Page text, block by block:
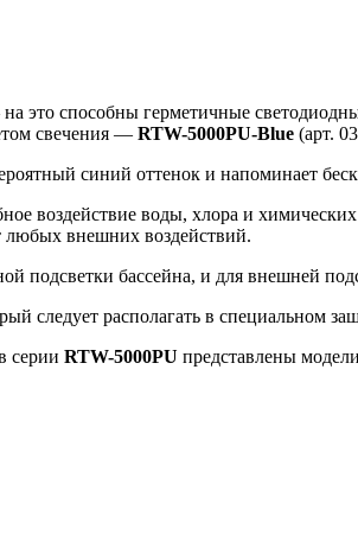
это способны герметичные
свечения — RTW-5000PU-Blue (арт.
синий оттенок и напоминает
воздействие воды, хлора и
любых внешних воздействий.
подсветки бассейна, и для внешней
следует располагать в специальном
серии RTW-5000PU представлены